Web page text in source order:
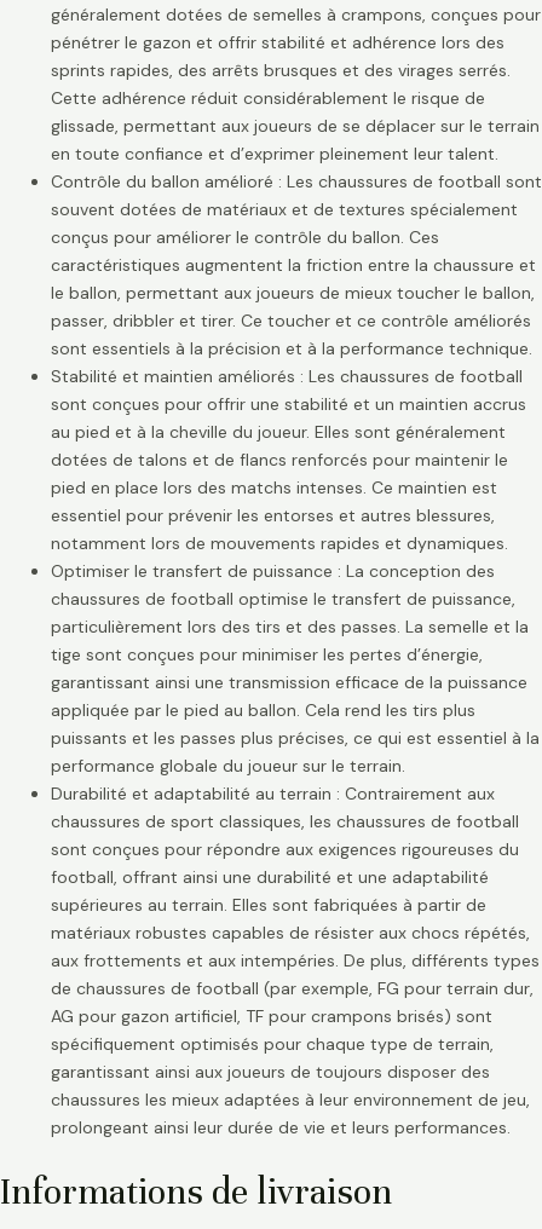
généralement dotées de semelles à crampons, conçues pour
pénétrer le gazon et offrir stabilité et adhérence lors des
sprints rapides, des arrêts brusques et des virages serrés.
Cette adhérence réduit considérablement le risque de
glissade, permettant aux joueurs de se déplacer sur le terrain
en toute confiance et d’exprimer pleinement leur talent.
Contrôle du ballon amélioré : Les chaussures de football sont
souvent dotées de matériaux et de textures spécialement
conçus pour améliorer le contrôle du ballon. Ces
caractéristiques augmentent la friction entre la chaussure et
le ballon, permettant aux joueurs de mieux toucher le ballon,
passer, dribbler et tirer. Ce toucher et ce contrôle améliorés
sont essentiels à la précision et à la performance technique.
Stabilité et maintien améliorés : Les chaussures de football
sont conçues pour offrir une stabilité et un maintien accrus
au pied et à la cheville du joueur. Elles sont généralement
dotées de talons et de flancs renforcés pour maintenir le
pied en place lors des matchs intenses. Ce maintien est
essentiel pour prévenir les entorses et autres blessures,
notamment lors de mouvements rapides et dynamiques.
Optimiser le transfert de puissance : La conception des
chaussures de football optimise le transfert de puissance,
particulièrement lors des tirs et des passes. La semelle et la
tige sont conçues pour minimiser les pertes d’énergie,
garantissant ainsi une transmission efficace de la puissance
appliquée par le pied au ballon. Cela rend les tirs plus
puissants et les passes plus précises, ce qui est essentiel à la
performance globale du joueur sur le terrain.
Durabilité et adaptabilité au terrain : Contrairement aux
chaussures de sport classiques, les chaussures de football
sont conçues pour répondre aux exigences rigoureuses du
football, offrant ainsi une durabilité et une adaptabilité
supérieures au terrain. Elles sont fabriquées à partir de
matériaux robustes capables de résister aux chocs répétés,
aux frottements et aux intempéries. De plus, différents types
de chaussures de football (par exemple, FG pour terrain dur,
AG pour gazon artificiel, TF pour crampons brisés) sont
spécifiquement optimisés pour chaque type de terrain,
garantissant ainsi aux joueurs de toujours disposer des
chaussures les mieux adaptées à leur environnement de jeu,
prolongeant ainsi leur durée de vie et leurs performances.
Informations de livraison